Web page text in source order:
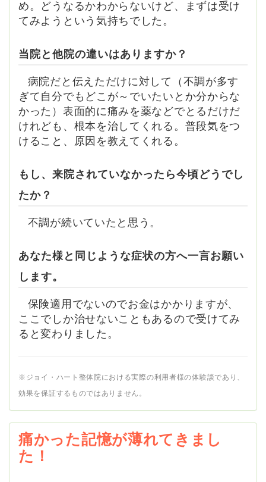
め。どうなるかわからないけど、まずは受け
てみようという気持ちでした。
当院と他院の違いはありますか？
病院だと伝えただけに対して（不調が多す
ぎて自分でもどこが～でいたいとか分からな
かった）表面的に痛みを薬などでとるだけだ
けれども、根本を治してくれる。普段気をつ
けること、原因を教えてくれる。
もし、来院されていなかったら今頃どうでし
たか？
不調が続いていたと思う。
あなた様と同じような症状の方へ一言お願い
します。
保険適用でないのでお金はかかりますが、
ここでしか治せないこともあるので受けてみ
ると変わりました。
※ジョイ・ハート整体院における実際の利用者様の体験談であり、
効果を保証するものではありません。
痛かった記憶が薄れてきまし
た！